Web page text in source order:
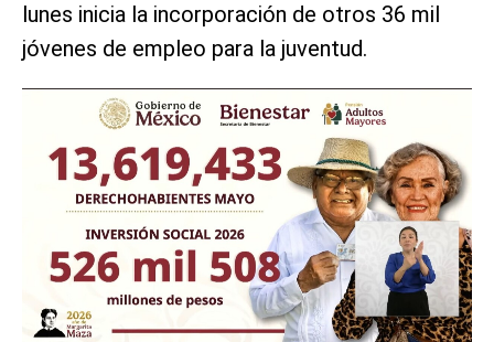
lunes inicia la incorporación de otros 36 mil
jóvenes de empleo para la juventud.